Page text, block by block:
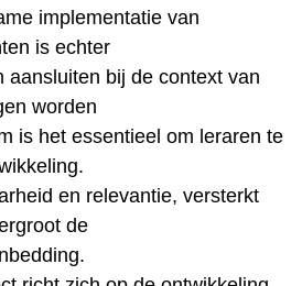
implementatie van
is echter
aansluiten bij de context van
worden
is het essentieel om leraren te
en relevantie, versterkt
de